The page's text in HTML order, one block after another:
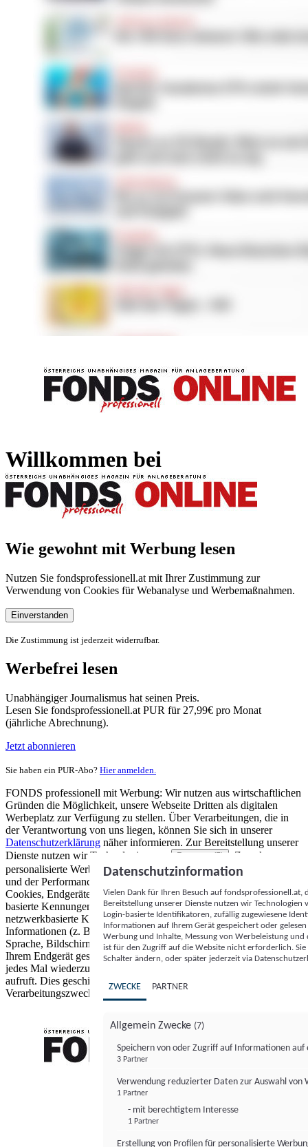
Willkommen bei
Wie gewohnt mit Werbung lesen
Nutzen Sie fondsprofessionell.at mit Ihrer Zustimmung zur
Verwendung von Cookies für Webanalyse und Werbemaßnahmen.
Einverstanden
Die Zustimmung ist jederzeit widerrufbar.
Werbefrei lesen
Unabhängiger Journalismus hat seinen Preis.
Lesen Sie fondsprofessionell.at PUR für 27,99€ pro Monat
(jährliche Abrechnung).
Jetzt abonnieren
Sie haben ein PUR-Abo? Hier anmelden.
FONDS professionell mit Werbung: Wir nutzen aus wirtschaftlichen
Gründen die Möglichkeit, unsere Webseite Dritten als digitalen
Werbeplatz zur Verfügung zu stellen. Über Verarbeitungen, die in
der Verantwortung von uns liegen, können Sie sich in unserer
Datenschutzerklärung näher informieren. Zur Bereitstellung unserer
Dienste nutzen wir Technologien von
Partnern (5)
. Zwecke:
personalisierte Werbung und Inhalte, Messung von Werbeleistung
und der Performance von Inhalten sowie Zielgruppenforschung.
Cookies, Endgeräte- oder ähnliche Online-Kennungen (z. B. login-
basierte Kennungen, zufällig generierte Kennungen,
netzwerkbasierte Kennungen) können zusammen mit anderen
Informationen (z. B. Browsertyp und Browserinformationen,
Sprache, Bildschirmgröße, unterstützte Technologien usw.) auf
Ihrem Endgerät gespeichert oder von dort ausgelesen werden, um es
jedes Mal wiederzuerkennen, wenn es eine App oder einer Webseite
aufruft. Dies geschieht für einen oder mehrere der hier aufgeführten
Verarbeitungszwecke.
Datenschutzinformation
Vielen Dank für Ihren Besuch auf
Bereitstellung unserer Dienste nutzen wir Technologien
Login-basierte Identifikatoren, zufällig zugewiesene
Informationen auf Ihrem Gerät gespeichert oder
Werbung und Inhalte, Messung von Werbeleistung
ist für den Zugriff auf die Website nicht erforderlich.
Schalter ändern, oder später jederzeit via
ZWECKE PARTNER
Allgemein Zwecke (7)
Speichern von oder Zugriff auf Informationen auf
3 Partner
Verwendung reduzierter Daten zur Auswahl von
1 Partner
- mit berechtigtem Interesse
1 Partner
Erstellung von Profilen für personalisierte
FONDS professionell